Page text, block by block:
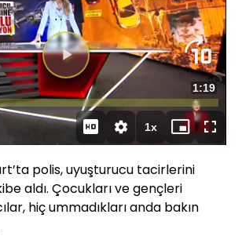
Toplam
Süre
1:19
1xOynatma
Hızı
Mini
oynatıcı
Tam
Ekran
polis, uyuşturucu tacirlerini
aldı. Çocukları ve gençleri
hiç ummadıkları anda bakın